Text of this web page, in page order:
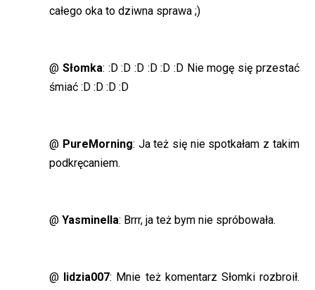
całego oka to dziwna sprawa ;)
@Słomka: :D :D :D :D :D :D Nie mogę się przestać
śmiać :D :D :D :D
@ PureMorning: Ja też się nie spotkałam z takim
podkręcaniem.
@Yasminella: Brrr, ja też bym nie spróbowała.
@ lidzia007: Mnie też komentarz Słomki rozbroił.